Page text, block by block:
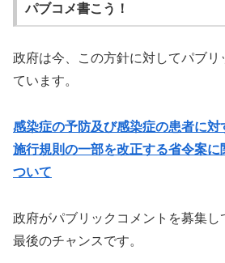
パブコメ書こう！
政府は今、この方針に対してパブリ
ています。
感染症の予防及び感染症の患者に
施行規則の一部を改正する省令案に
ついて
政府がパブリックコメントを募集し
最後のチャンスです。